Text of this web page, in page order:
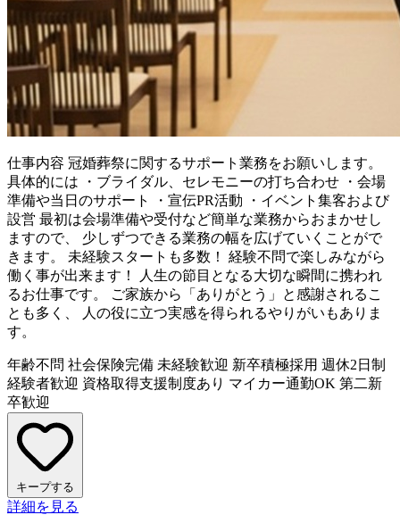
仕事内容 冠婚葬祭に関するサポート業務をお願いします。
具体的には ・ブライダル、セレモニーの打ち合わせ ・会場
準備や当日のサポート ・宣伝PR活動 ・イベント集客および
設営 最初は会場準備や受付など簡単な業務からおまかせし
ますので、 少しずつできる業務の幅を広げていくことがで
きます。 未経験スタートも多数！ 経験不問で楽しみながら
働く事が出来ます！ 人生の節目となる大切な瞬間に携われ
るお仕事です。 ご家族から「ありがとう」と感謝されるこ
とも多く、 人の役に立つ実感を得られるやりがいもありま
す。
年齢不問 社会保険完備 未経験歓迎 新卒積極採用 週休2日制
経験者歓迎 資格取得支援制度あり マイカー通勤OK 第二新
卒歓迎
キープする
詳細を見る